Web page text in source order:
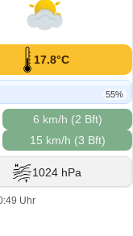
17.8°C
55%
6 km/h (2 Bft)
15 km/h (3 Bft)
1024 hPa
Uhr